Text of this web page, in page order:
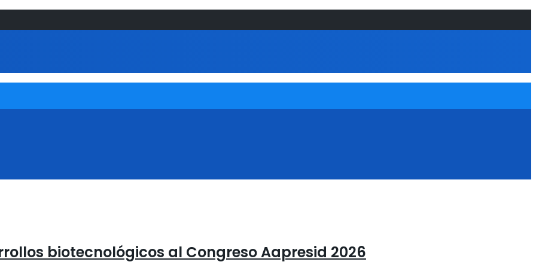
biotecnológicos al Congreso Aapresid 2026